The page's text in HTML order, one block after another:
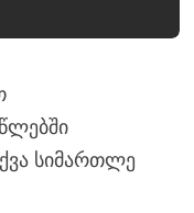
სიმართლე